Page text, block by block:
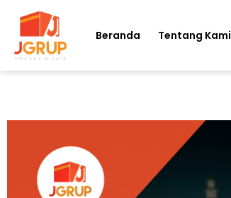
Beranda Tentang Kami